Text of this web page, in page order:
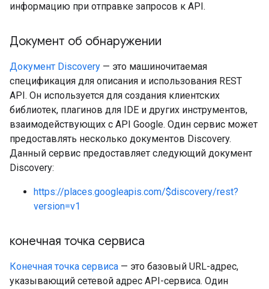
информацию при отправке запросов к API.
Документ об обнаружении
Документ Discovery — это машиночитаемая
спецификация для описания и использования REST
API. Он используется для создания клиентских
библиотек, плагинов для IDE и других инструментов,
взаимодействующих с API Google. Один сервис может
предоставлять несколько документов Discovery.
Данный сервис предоставляет следующий документ
Discovery:
https://places.googleapis.com/$discovery/rest?
version=v1
конечная точка сервиса
Конечная точка сервиса — это базовый URL-адрес,
указывающий сетевой адрес API-сервиса. Один